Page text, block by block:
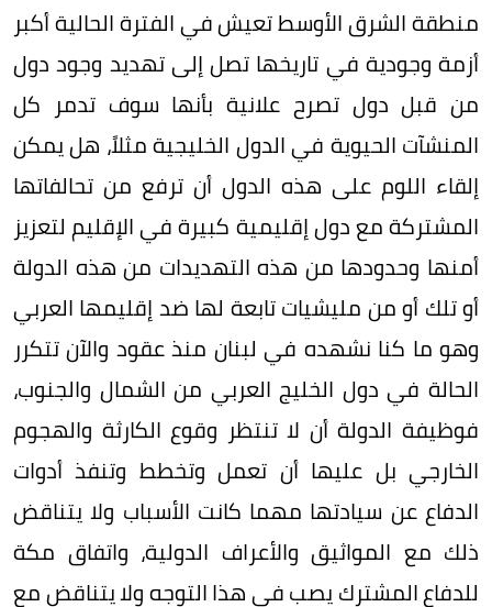
منطقة الشرق الأوسط تعيش في الفترة الحالية أكبر
أزمة وجودية في تاريخها تصل إلى تهديد وجود دول
من قبل دول تصرح علانية بأنها سوف تدمر كل
المنشآت الحيوية في الدول الخليجية مثلاً، هل يمكن
إلقاء اللوم على هذه الدول أن ترفع من تحالفاتها
المشتركة مع دول إقليمية كبيرة في الإقليم لتعزيز
أمنها وحدودها من هذه التهديدات من هذه الدولة
أو تلك أو من مليشيات تابعة لها ضد إقليمها العربي
وهو ما كنا نشهده في لبنان منذ عقود والآن تتكرر
الحالة في دول الخليج العربي من الشمال والجنوب،
فوظيفة الدولة أن لا تنتظر وقوع الكارثة والهجوم
الخارجي بل عليها أن تعمل وتخطط وتنفذ أدوات
الدفاع عن سيادتها مهما كانت الأسباب ولا يتناقض
ذلك مع المواثيق والأعراف الدولية، واتفاق مكة
للدفاع المشترك يصب في هذا التوجه ولا يتناقض مع